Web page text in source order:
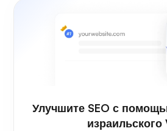
Улучшите SEO с
израильского